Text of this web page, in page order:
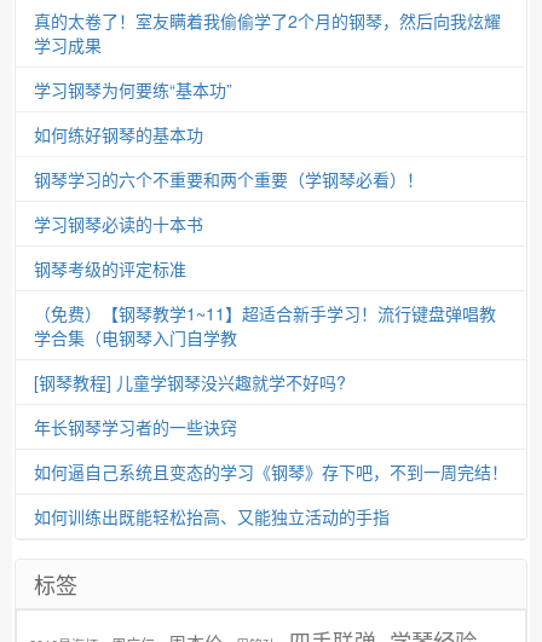
真的太卷了！室友瞒着我偷偷学了2个月的钢琴，然后向我炫耀
学习成果
学习钢琴为何要练“基本功”
如何练好钢琴的基本功
钢琴学习的六个不重要和两个重要（学钢琴必看）！
学习钢琴必读的十本书
钢琴考级的评定标准
（免费）【钢琴教学1~11】超适合新手学习！流行键盘弹唱教
学合集（电钢琴入门自学教
[钢琴教程] 儿童学钢琴没兴趣就学不好吗?
年长钢琴学习者的一些诀窍
如何逼自己系统且变态的学习《钢琴》存下吧，不到一周完结！
如何训练出既能轻松抬高、又能独立活动的手指
标签